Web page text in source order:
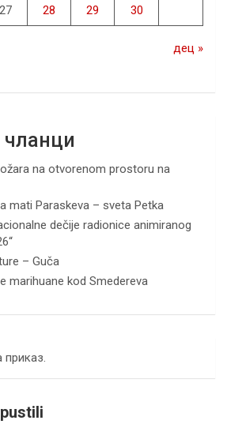
27 28 29 30
дец »
na otvorenom prostoru na
mati Paraskeva – sveta Petka
dečije radionice animiranog
– Guča
marihuane kod Smedereva